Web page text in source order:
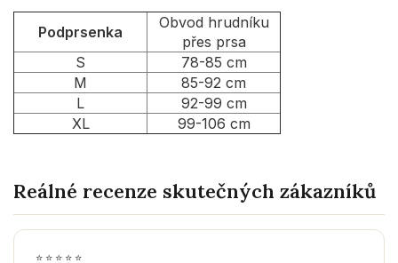
Podprsenka
Obvod hrudníku
přes prsa
S
78-85 cm
M
85-92 cm
L
92-99 cm
XL
99-106 cm
Reálné recenze skutečných zákazníků
⭐ ⭐ ⭐ ⭐ ⭐